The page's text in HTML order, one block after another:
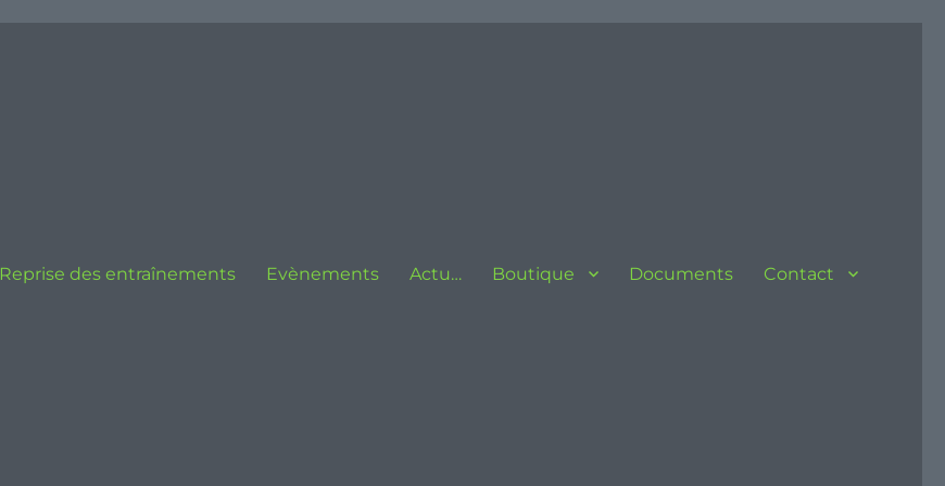
Reprise des entraînements Evènements Actu… Boutique Documents Contact